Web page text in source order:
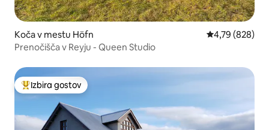
Koča v mestu Höfn Povprečna
4,79 (828)
Prenočišča v Reyju - Queen Studio
Najbolj priljubljena prenočišča z značko »Izbira gostov«
Izbira gostov